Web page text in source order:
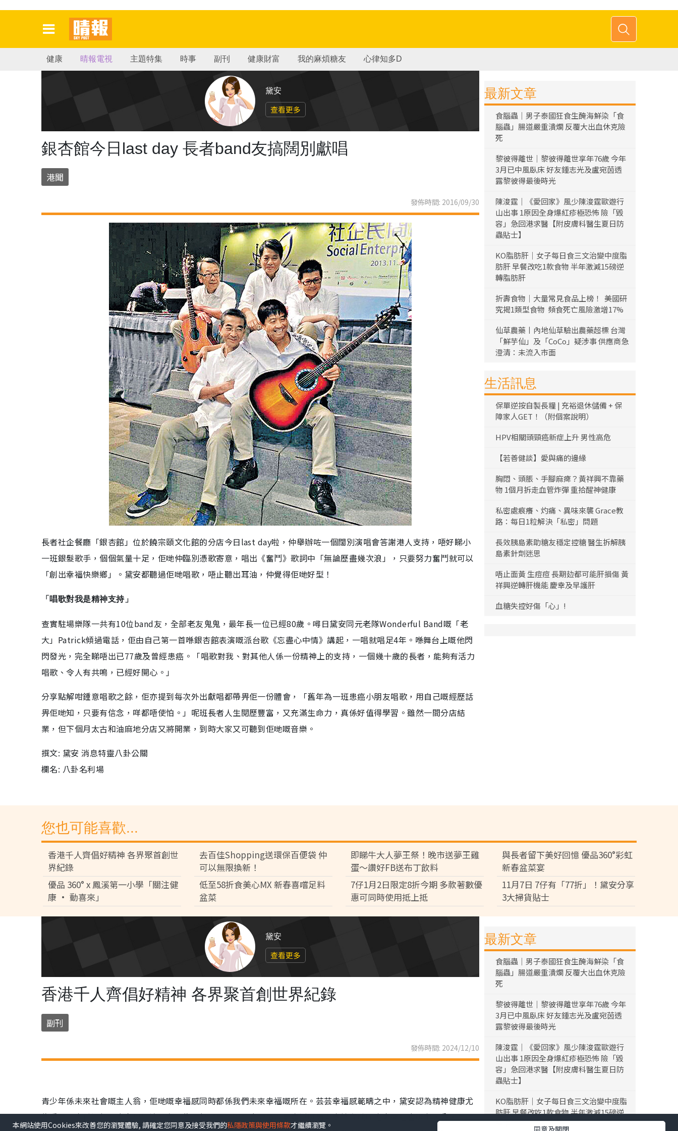
健康 晴報電視 主題特集 時事 副刊 健康財富 我的麻煩糖友 心律知多D
黛安
查看更多
銀杏館今日last day 長者band友搞闊別獻唱
港聞
發佈時間: 2016/09/30
長者社企餐廳「銀杏館」位於饒宗頤文化館的分店今日last day啦，仲舉辦咗一個闊別演唱會答謝港人支持，唔好睇小
一班銀髮歌手，個個氣量十足，佢哋仲臨別憑歌寄意，唱出《奮鬥》歌詞中「無論歷盡幾次浪」，只要努力奮鬥就可以
「創出幸福快樂鄉」。黛安都聽過佢哋唱歌，唔止聽出耳油，仲覺得佢哋好型！
「唱歌對我是精神支持」
查實駐場樂隊一共有10位band友，全部老友鬼鬼，最年長一位已經80歲。噚日黛安同元老隊Wonderful Band嘅「老
大」Patrick傾過電話，佢由自己第一首喺銀杏館表演嘅派台歌《忘盡心中情》講起，一唱就唱足4年。喺舞台上嘅他閃
閃發光，完全睇唔出已77歲及曾經患癌。「唱歌對我、對其他人係一份精神上的支持，一個幾十歲的長者，能夠有活力
唱歌、令人有共鳴，已經好開心。」
分享點解咁鍾意唱歌之餘，佢亦提到每次外出獻唱都帶畀佢一份體會，「舊年為一班患癌小朋友唱歌，用自己嘅經歷話
畀佢哋知，只要有信念，咩都唔使怕。」呢班長者人生閱歷豐富，又充滿生命力，真係好值得學習。雖然一間分店結
業，但下個月太古和油麻地分店又將開業，到時大家又可聽到佢哋嘅音樂。
撰文: 黛安 消息特靈八卦公關
欄名: 八卦名利場
最新文章
食腦蟲｜男子泰國狂食生醃海鮮染「食
腦蟲」腸道嚴重潰爛 反覆大出血休克險
死
黎彼得離世｜黎彼得離世享年76歲 今年
3月已中風臥床 好友鍾志光及盧宛茵透
露黎彼得最後時光
陳浚霆｜《愛回家》風少陳浚霆歐遊行
山出事 1原因全身爆紅疹極恐怖 險「毀
容」急回港求醫【附皮膚科醫生夏日防
蟲貼士】
KO脂肪肝｜女子每日食三文治變中度脂
肪肝 早餐改吃1款食物 半年激減15磅逆
轉脂肪肝
折壽食物｜大量常見食品上榜！ 美國研
究揭1類型食物 頻食死亡風險激增17%
仙草農藥丨內地仙草驗出農藥超標 台灣
「鮮芋仙」及「CoCo」疑涉事 供應商急
澄清：未流入市面
生活訊息
保單逆按自製長糧 | 充裕退休儲備 + 保
障家人GET！（附個案說明）
HPV相關頭頸癌新症上升 男性高危
【若善健談】愛與痛的邊緣
胸悶、頭脹、手腳麻痺？黃祥興不靠藥
物 1個月拆走血管炸彈 重拾醒神健康
私密處痕癢、灼痛、異味來襲 Grace教
路：每日1粒解決「私密」問題
長效胰島素助糖友穩定控糖 醫生拆解胰
島素針劑迷思
唔止面黃 生痘痘 長期攰都可能肝損傷 黃
祥興逆轉肝機能 慶幸及早護肝
血糖失控好傷「心」!
您也可能喜歡...
香港千人齊倡好精神 各界聚首創世
界紀錄
去百佳Shopping送環保百便袋 仲
可以無限換新！
即睇牛大人夢王祭！晚市送夢王雞
蛋～讚好FB送布丁飲料
與長者留下美好回憶 優品360°彩虹
新春盆菜宴
優品 360° x 鳳溪第一小學「關注健
康 • 動喜來」
低至58折食美心MX 新春喜嚐足料
盆菜
7仔1月2日限定8折今期 多款著數優
惠可同時使用抵上抵
11月7日 7仔有「77折」！黛安分享
3大掃貨貼士
黛安
查看更多
香港千人齊倡好精神 各界聚首創世界紀錄
副刊
發佈時間: 2024/12/10
最新文章
食腦蟲｜男子泰國狂食生醃海鮮染「食
腦蟲」腸道嚴重潰爛 反覆大出血休克險
死
黎彼得離世｜黎彼得離世享年76歲 今年
3月已中風臥床 好友鍾志光及盧宛茵透
露黎彼得最後時光
陳浚霆｜《愛回家》風少陳浚霆歐遊行
山出事 1原因全身爆紅疹極恐怖 險「毀
容」急回港求醫【附皮膚科醫生夏日防
蟲貼士】
KO脂肪肝｜女子每日食三文治變中度脂
肪肝 早餐改吃1款食物 半年激減15磅逆
轉脂肪肝
本網站使用Cookies來改善您的瀏覽體驗, 請確定您同意及接受我們的私隱政策與使用條款才繼續瀏覽。 同意及關閉